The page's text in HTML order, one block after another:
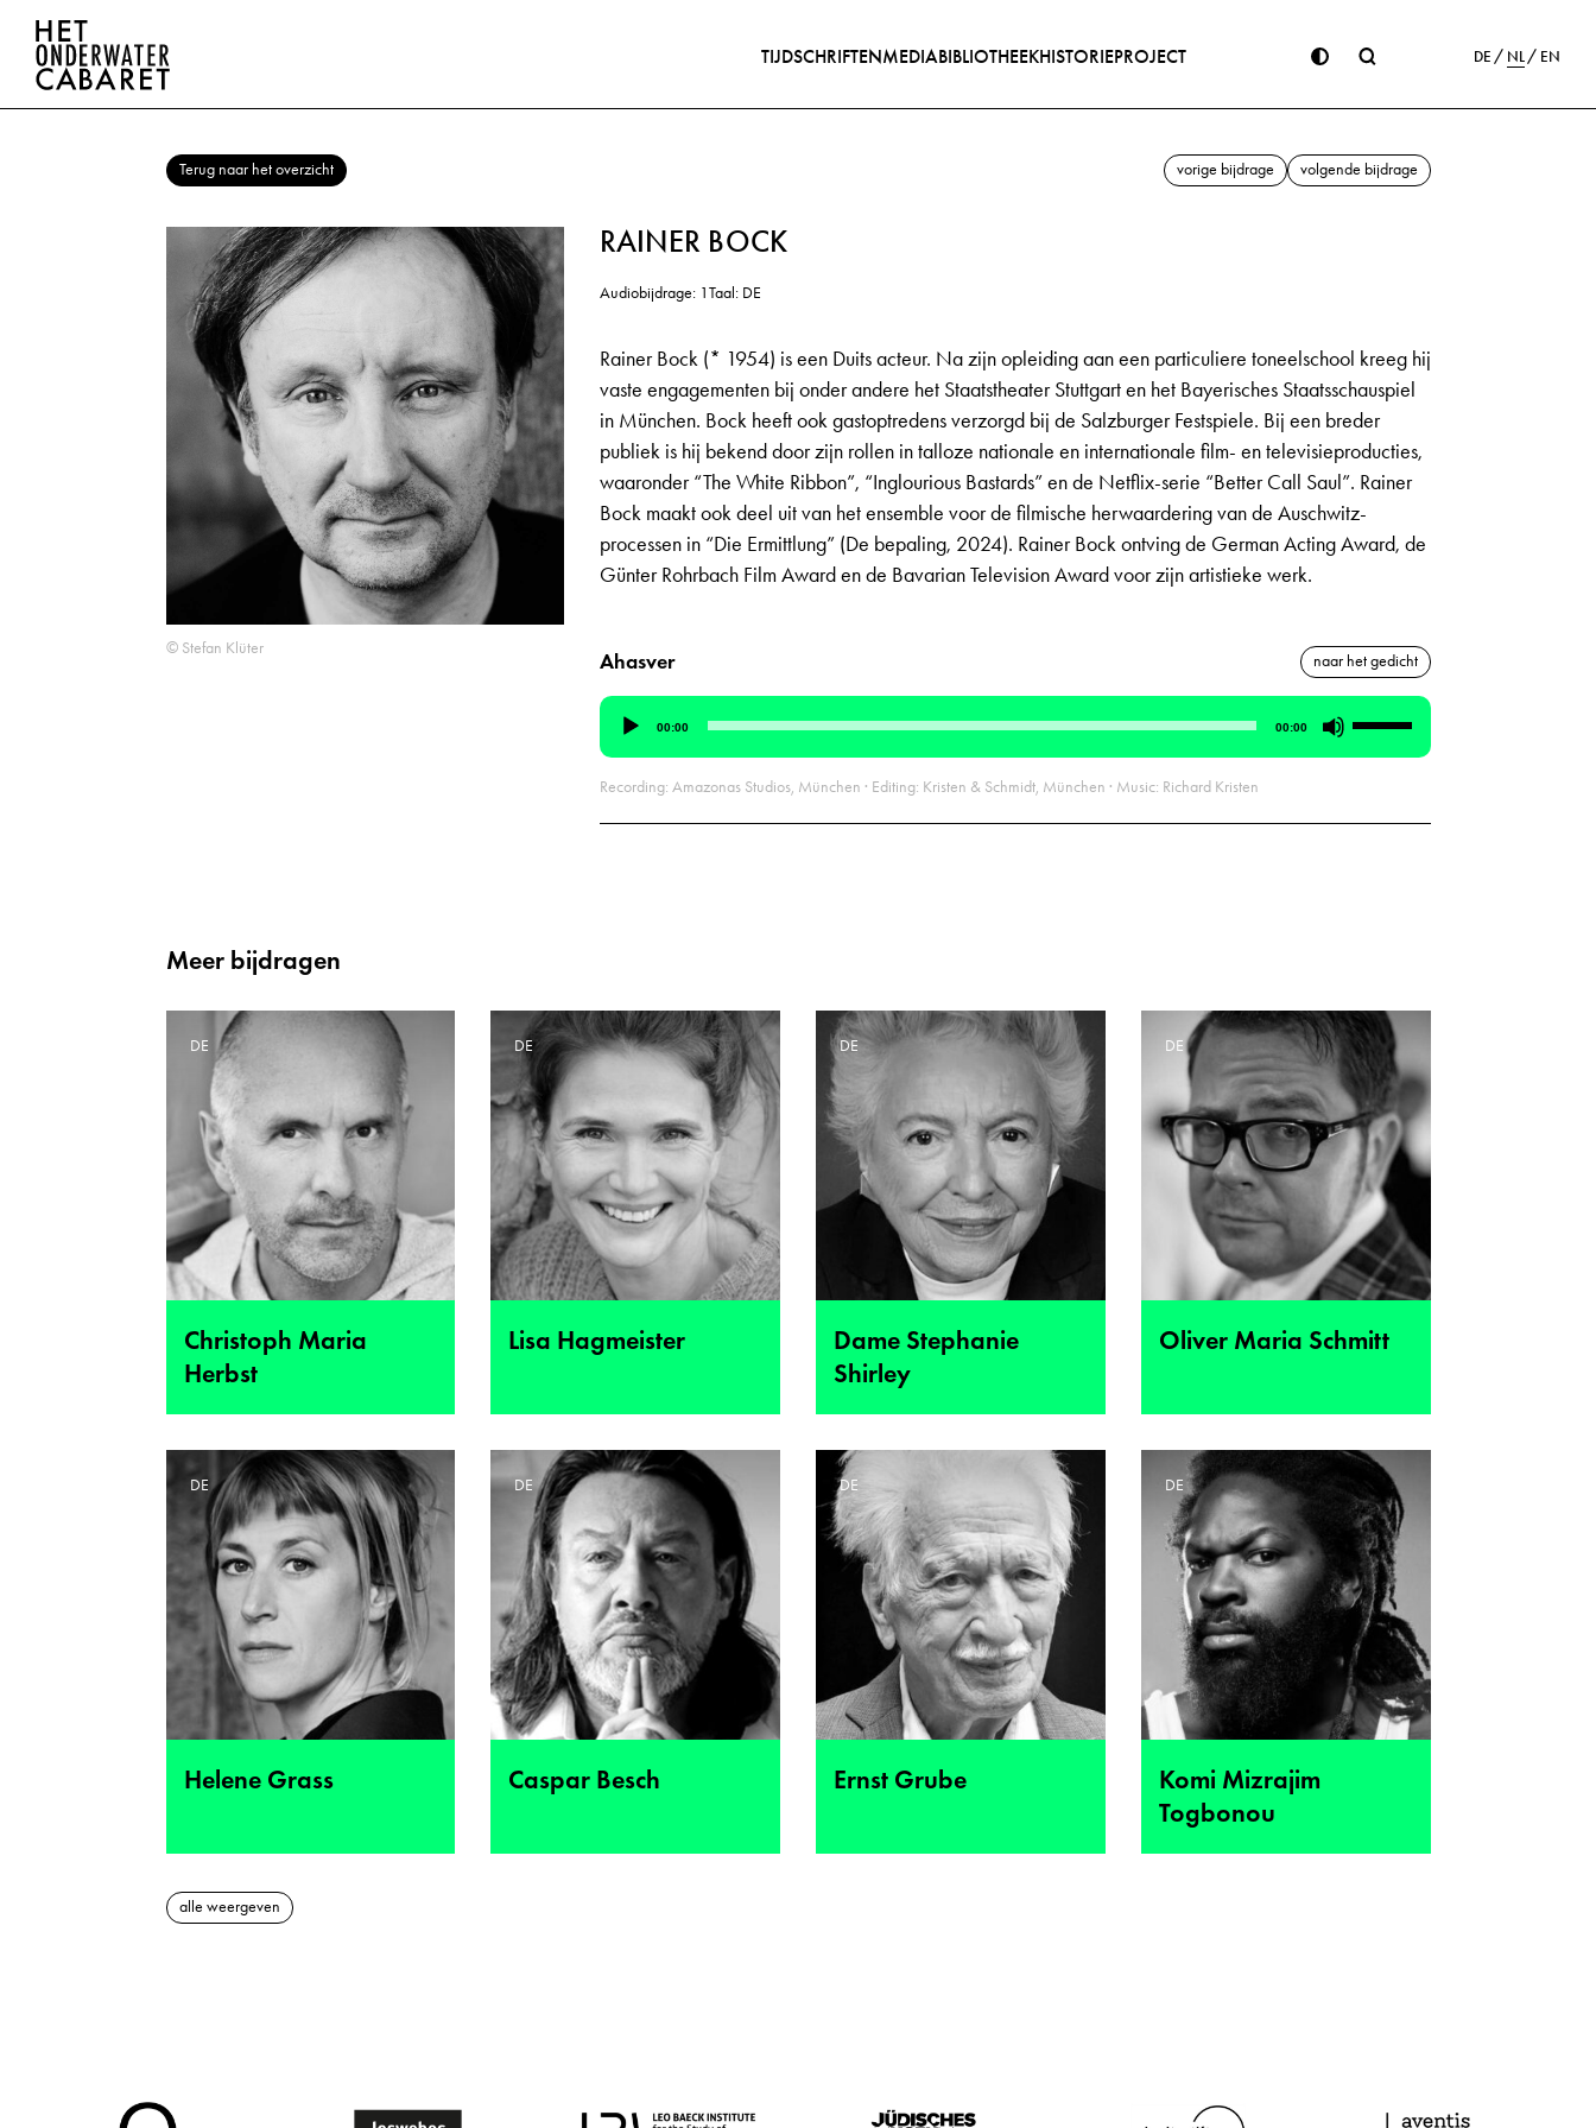
TIJDSCHRIFTENMEDIABIBLIOTHEEKHISTORIEPROJECT DE NL EN
Terug naar het overzicht vorige bijdrage volgende bijdrage
© Stefan Klüter
RAINER BOCK
Audiobijdrage: 1Taal: DE
Rainer Bock (* 1954) is een Duits acteur. Na zijn opleiding aan een particuliere toneelschool kreeg hij
vaste engagementen bij onder andere het Staatstheater Stuttgart en het Bayerisches Staatsschauspiel
in München. Bock heeft ook gastoptredens verzorgd bij de Salzburger Festspiele. Bij een breder
publiek is hij bekend door zijn rollen in talloze nationale en internationale film- en televisieproducties,
waaronder “The White Ribbon”, “Inglourious Bastards” en de Netflix-serie “Better Call Saul”. Rainer
Bock maakt ook deel uit van het ensemble voor de filmische herwaardering van de Auschwitz-
processen in “Die Ermittlung” (De bepaling, 2024). Rainer Bock ontving de German Acting Award, de
Günter Rohrbach Film Award en de Bavarian Television Award voor zijn artistieke werk.
Ahasver naar het gedicht
Audiospeler
00:00 00:00
Gebruik
Omhoog/Omlaag
verlagen.
Recording: Amazonas Studios, München · Editing: Kristen & Schmidt, München · Music: Richard Kristen
Meer bijdragen
Christoph Maria
Herbst
DE
Lisa Hagmeister
DE
Dame Stephanie
Shirley
DE
Oliver Maria Schmitt
DE
Helene Grass
DE
Caspar Besch
DE
Ernst Grube
DE
Komi Mizrajim
Togbonou
DE
alle weergeven